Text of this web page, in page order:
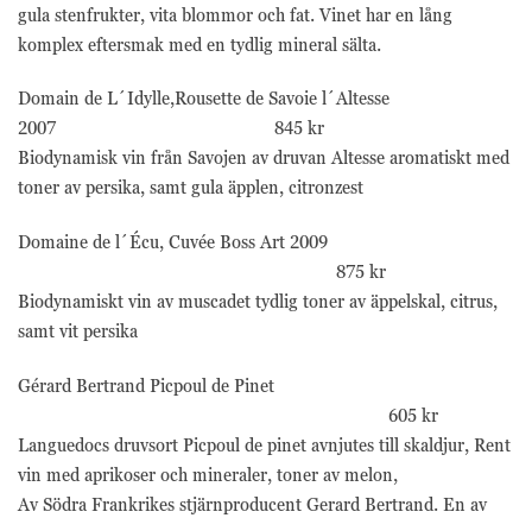
gula stenfrukter, vita blommor och fat. Vinet har en lång
komplex eftersmak med en tydlig mineral sälta.
Domain de L´Idylle,Rousette de Savoie l´Altesse
2007 845 kr
Biodynamisk vin från Savojen av druvan Altesse aromatiskt med
toner av persika, samt gula äpplen, citronzest
Domaine de l´Écu, Cuvée Boss Art 2009
875 kr
Biodynamiskt vin av muscadet tydlig toner av äppelskal, citrus,
samt vit persika
Gérard Bertrand Picpoul de Pinet
605 kr
Languedocs druvsort Picpoul de pinet avnjutes till skaldjur, Rent
vin med aprikoser och mineraler, toner av melon,
Av Södra Frankrikes stjärnproducent Gerard Bertrand. En av